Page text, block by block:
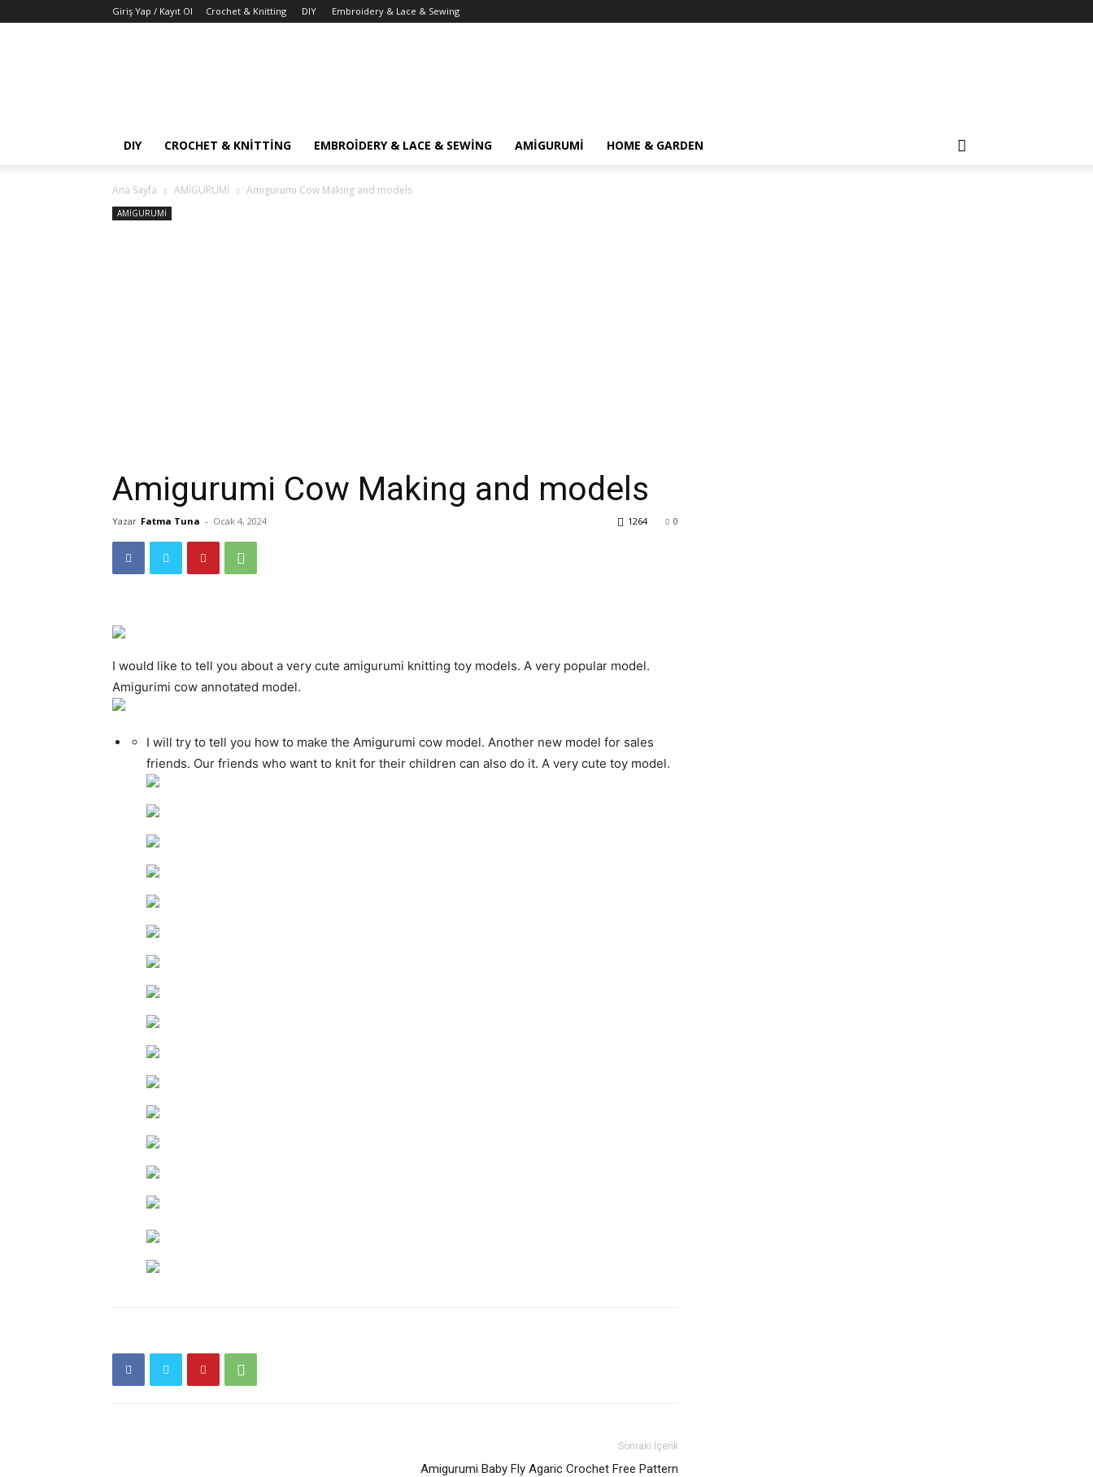
Giriş Yap / Kayıt Ol Crochet & Knitting DIY Embroidery & Lace & Sewing
DIY CROCHET & KNITTING EMBROIDERY & LACE & SEWING AMİGURUMİ HOME & GARDEN
Ana Sayfa AMİGURUMİ Amigurumi Cow Making and models
AMİGURUMİ
Amigurumi Cow Making and models
Yazar Fatma Tuna - Ocak 4, 2024 0
1264
I would like to tell you about a very cute amigurumi knitting toy models. A very popular model.
Amigurimi cow annotated model.
I will try to tell you how to make the Amigurumi cow model. Another new model for sales
friends. Our friends who want to knit for their children can also do it. A very cute toy model.
Sonraki İçerik
Amigurumi Baby Fly Agaric Crochet Free Pattern